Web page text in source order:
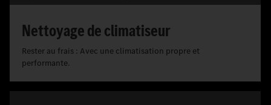
Nettoyage de climatiseur
Rester au frais : Avec une climatisation propre et
performante.